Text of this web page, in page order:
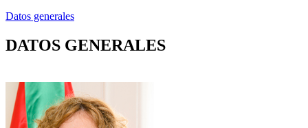
Datos generales
DATOS GENERALES